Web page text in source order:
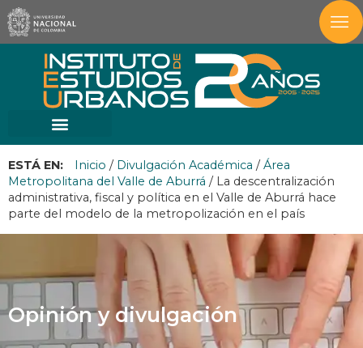
ESTÁ EN: Inicio / Divulgación Académica /Área
Metropolitana del Valle de Aburrá / La descentralización
administrativa, fiscal y política en el Valle de Aburrá hace
parte del modelo de la metropolización en el país
Opinión y divulgación